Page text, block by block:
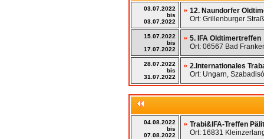
03.07.2022
bis
03.07.2022
12. Naundorfer
Ort: Grillenburger
15.07.2022
bis
17.07.2022
5. IFA Oldtimertreffen
Ort: 06567 Bad
28.07.2022
bis
31.07.2022
2.Internationales
Ort: Ungarn,
04.08.2022
bis
07.08.2022
Trabi&IFA-Treffen
Ort: 16831